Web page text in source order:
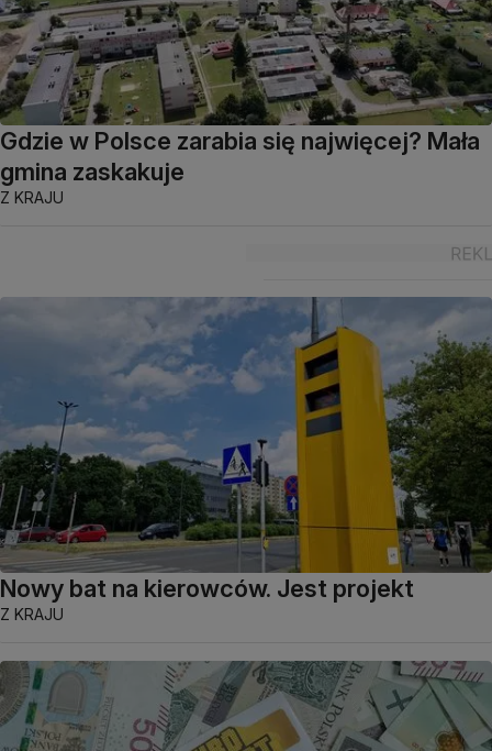
Gdzie w Polsce zarabia się najwięcej? Mała
gmina zaskakuje
Z KRAJU
Nowy bat na kierowców. Jest projekt
Z KRAJU